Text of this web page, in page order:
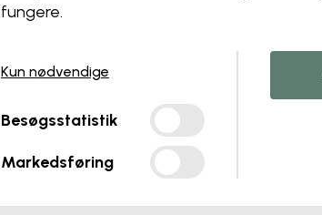
fungere.
Kun nødvendige
Besøgsstatistik
Markedsføring